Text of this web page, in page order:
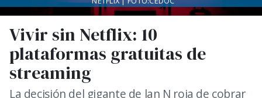
Vivir sin Netflix: 10
plataformas gratuitas de
streaming
La decisión del gigante de lan N roja de cobrar